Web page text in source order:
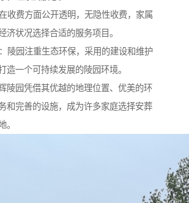
收费方面公开透明，无隐性收费，家属
济状况选择合适的服务项目。
陵园注重生态环保，采用的建设和维护
造一个可持续发展的陵园环境。
陵园凭借其优越的地理位置、优美的环
和完善的设施，成为许多家庭选择安葬
。